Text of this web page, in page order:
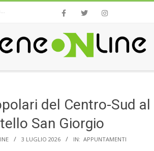
del Centro-Sud al
San Giorgio
3 LUGLIO 2026 IN: APPUNTAMENTI